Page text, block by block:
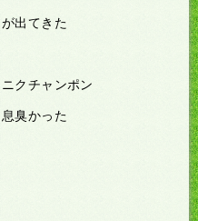
出てきた
クチャンポン
臭かった